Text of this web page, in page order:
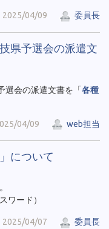
2025/04/09 委員長
県予選会の派遣文
選会の派遣文書を「各種
04/09 web担当
について
ワード）
2025/04/07 委員長